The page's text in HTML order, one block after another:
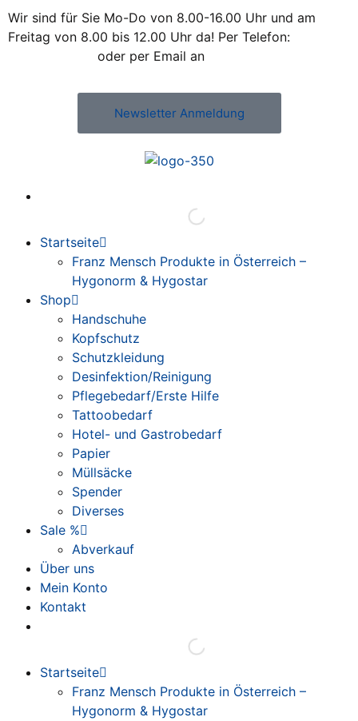
Wir sind für Sie Mo-Do von 8.00-16.00 Uhr und am
Freitag von 8.00 bis 12.00 Uhr da! Per Telefon:
oder per Email an
Newsletter Anmeldung
Startseite
Franz Mensch Produkte in Österreich –
Hygonorm & Hygostar
Shop
Handschuhe
Kopfschutz
Schutzkleidung
Desinfektion/Reinigung
Pflegebedarf/Erste Hilfe
Tattoobedarf
Hotel- und Gastrobedarf
Papier
Müllsäcke
Spender
Diverses
Sale %
Abverkauf
Über uns
Mein Konto
Kontakt
Startseite
Franz Mensch Produkte in Österreich –
Hygonorm & Hygostar